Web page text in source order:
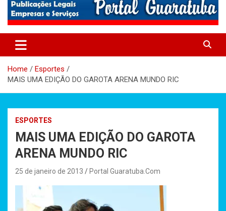
Home
Esportes
MAIS UMA EDIÇÃO DO GAROTA ARENA MUNDO RIC
ESPORTES
MAIS UMA EDIÇÃO DO GAROTA
ARENA MUNDO RIC
25 de janeiro de 2013 Portal Guaratuba.Com